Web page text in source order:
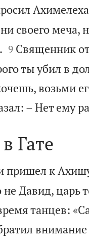
своего меча,

9 Священник
ты убил в
возьми
– Нет ему
Гате
пришел к
Давид, царь
танцев:
внимание